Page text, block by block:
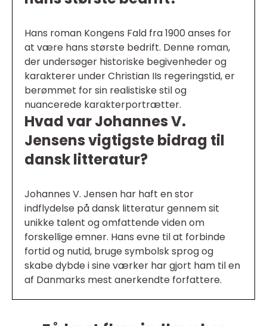
Hans roman Kongens Fald fra 1900 anses for
at være hans største bedrift. Denne roman,
der undersøger historiske begivenheder og
karakterer under Christian IIs regeringstid, er
berømmet for sin realistiske stil og
nuancerede karakterportrætter.
Hvad var Johannes V.
Jensens vigtigste bidrag til
dansk litteratur?
Johannes V. Jensen har haft en stor
indflydelse på dansk litteratur gennem sit
unikke talent og omfattende viden om
forskellige emner. Hans evne til at forbinde
fortid og nutid, bruge symbolsk sprog og
skabe dybde i sine værker har gjort ham til en
af Danmarks mest anerkendte forfattere.